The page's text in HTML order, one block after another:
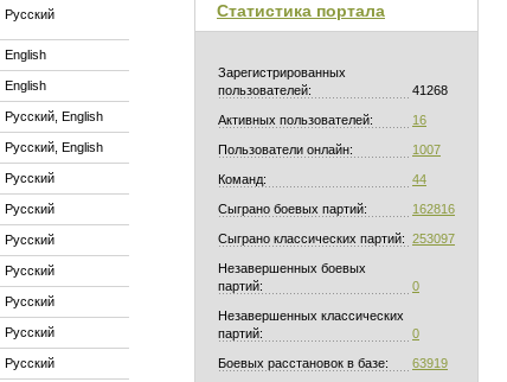
Русский
English
English
Русский, English
Русский, English
Русский
Русский
Русский
Русский
Русский
Русский
Русский
Статистика портала
Зарегистрированных
пользователей:
41268
Активных пользователей: 16
Пользователи онлайн: 1007
Команд: 44
Сыграно боевых партий: 162816
Сыграно классических партий: 253097
Незавершенных боевых
партий:
0
Незавершенных классических
партий:
0
Боевых расстановок в базе: 63919